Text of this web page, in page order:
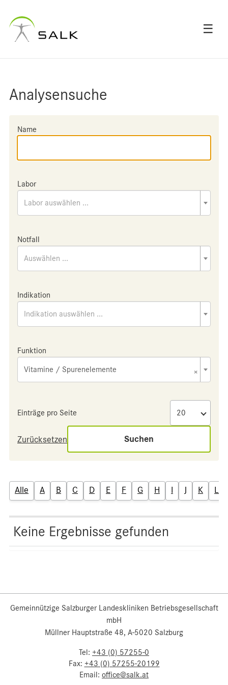
☰
Analysensuche
Name
Labor
Labor auswählen ...
Notfall
Auswählen ...
Indikation
Indikation auswählen ...
Funktion
×
Vitamine / Spurenelemente
Einträge pro Seite
Zurücksetzen Suchen
Alle A B C D E F G H I J K L
Keine Ergebnisse gefunden
Gemeinnützige Salzburger Landeskliniken Betriebsgesellschaft
mbH
Müllner Hauptstraße 48, A-5020 Salzburg
Tel: +43 (0) 57255-0
Fax: +43 (0) 57255-20199
Email: office@salk.at